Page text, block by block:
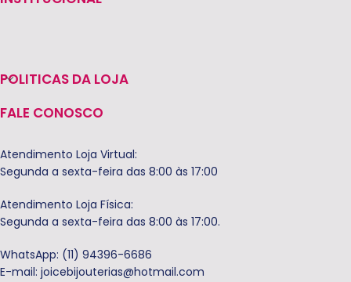
POLITICAS DA LOJA
FALE CONOSCO
Atendimento Loja Virtual:
Segunda a sexta-feira das 8:00 às 17:00
Atendimento Loja Física:
Segunda a sexta-feira das 8:00 às 17:00.
WhatsApp: (11) 94396-6686
E-mail: joicebijouterias@hotmail.com